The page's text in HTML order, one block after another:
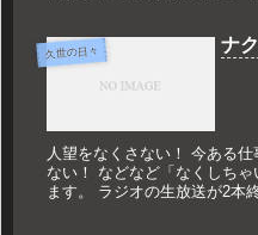
久世の日々 ナ
人望をなくさない！ 今ある
ない！ などなど「なくしち
ます。 ラジオの生放送が2本